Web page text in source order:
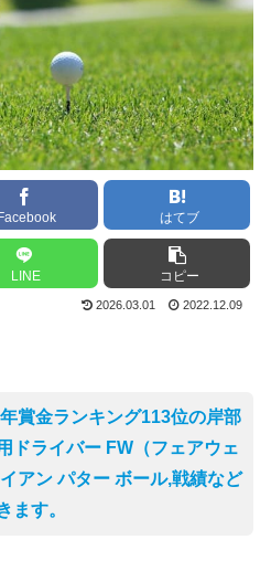
はてブ
LINE コピー
2026.03.01 2022.12.09
賞金ランキング113位の岸部
ドライバー FW（フェアウェ
アン パター ボール,戦績など
ます。